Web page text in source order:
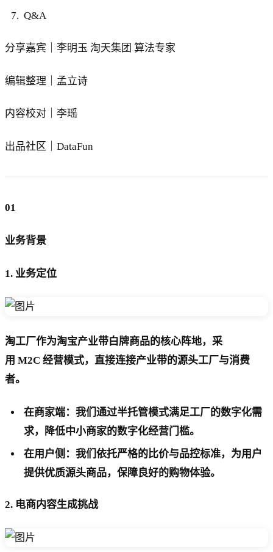
Q&A
分享嘉宾｜李明玉 淘天集团 算法专家
编辑整理｜孟立诗
内容校对｜李瑶
出品社区｜DataFun
01
业务背景
1. 业务定位
淘工厂作为淘宝产业带白牌商品的核心阵地，采
用 M2C 经营模式，直接连接产业带的源头工厂与消费
者。
在商家端：我们通过半托管模式满足工厂的数字化需
求，降低中小商家的数字化经营门槛。
在用户侧：我们依托严格的比价与品控标准，为用户
提供优质源头商品，保障良好的购物体验。
2. 电商内容生成挑战